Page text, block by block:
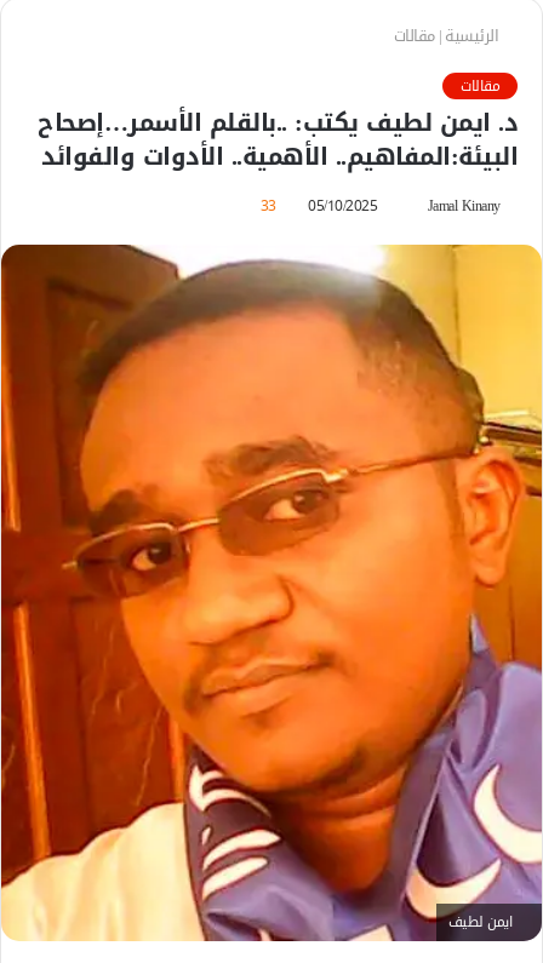
الرئيسية|مقالات
مقالات
د. ايمن لطيف يكتب: ..بالقلم الأسمر…إصحاح
البيئة:المفاهيم.. الأهمية.. الأدوات والفوائد
Jamal Kinany
ل
ر
ي
إ
05/10/2025
33
ايمن لطيف